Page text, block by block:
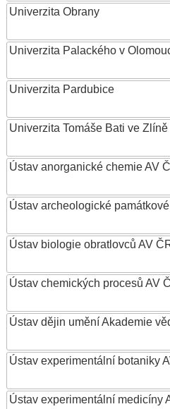
Univerzita Obrany
Univerzita Palackého v
Univerzita Pardubice
Univerzita Tomáše Bati ve Zlíně
Ústav anorganické chemie AV
Ústav archeologické
Ústav biologie obratlovců AV
Ústav chemických procesů AV
Ústav dějin umění Akademie
Ústav experimentální botaniky
Ústav experimentální medicíny